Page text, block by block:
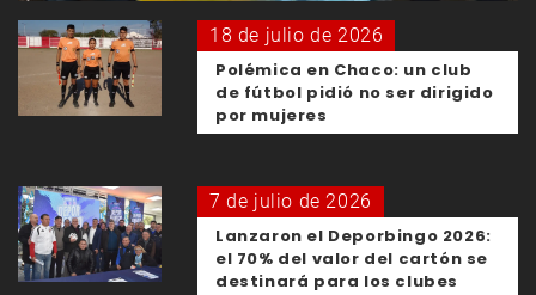
18 de julio de 2026
Polémica en Chaco: un club
de fútbol pidió no ser dirigido
por mujeres
7 de julio de 2026
Lanzaron el Deporbingo 2026:
el 70% del valor del cartón se
destinará para los clubes